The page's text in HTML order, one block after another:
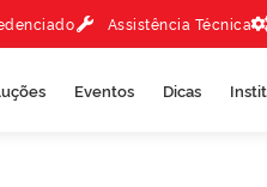
Assistência Técnica
Eventos Dicas